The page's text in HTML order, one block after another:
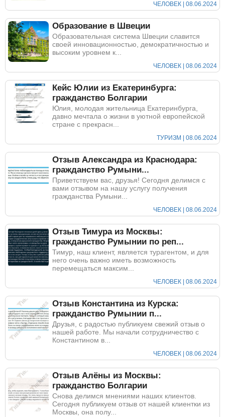
ЧЕЛОВЕК | 08.06.2024
Образование в Швеции
Образовательная система Швеции славится
своей инновационностью, демократичностью и
высоким уровнем к...
ЧЕЛОВЕК | 08.06.2024
Кейс Юлии из Екатеринбурга:
гражданство Болгарии
Юлия, молодая жительница Екатеринбурга,
давно мечтала о жизни в уютной европейской
стране с прекрасн...
ТУРИЗМ | 08.06.2024
Отзыв Александра из Краснодара:
гражданство Румыни...
Приветствуем вас, друзья! Сегодня делимся с
вами отзывом на нашу услугу получения
гражданства Румыни...
ЧЕЛОВЕК | 08.06.2024
Отзыв Тимура из Москвы:
гражданство Румынии по реп...
Тимур, наш клиент, является турагентом, и для
него очень важно иметь возможность
перемещаться максим...
ЧЕЛОВЕК | 08.06.2024
Отзыв Константина из Курска:
гражданство Румынии п...
Друзья, с радостью публикуем свежий отзыв о
нашей работе. Мы начали сотрудничество с
Константином в...
ЧЕЛОВЕК | 08.06.2024
Отзыв Алёны из Москвы:
гражданство Болгарии
Снова делимся мнениями наших клиентов.
Сегодня публикуем отзыв от нашей клиентки из
Москвы, она полу...